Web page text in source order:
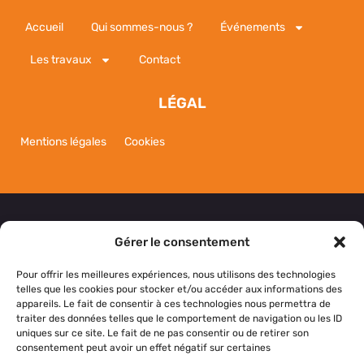
Gérer le consentement
Pour offrir les meilleures expériences, nous utilisons des technologies
telles que les cookies pour stocker et/ou accéder aux informations des
appareils. Le fait de consentir à ces technologies nous permettra de
traiter des données telles que le comportement de navigation ou les ID
uniques sur ce site. Le fait de ne pas consentir ou de retirer son
consentement peut avoir un effet négatif sur certaines
Accueil Qui sommes-nous ? Événements
Les travaux Contact
LÉGAL
Mentions légales Cookies
NOUS CONTACTER
Si vous avez des questions, des suggestions ou si
vous souhaitez simplement nous dire bonjour,